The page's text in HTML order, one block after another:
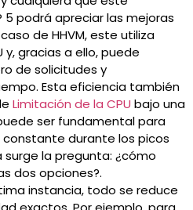
5 podrá apreciar las mejoras
de HHVM, este utiliza
y, gracias a ello, puede
de solicitudes y
Esta eficiencia también
Limitación de la CPU bajo una
ser fundamental para
durante los picos
la pregunta: ¿cómo
dos opciones?.
instancia, todo se reduce